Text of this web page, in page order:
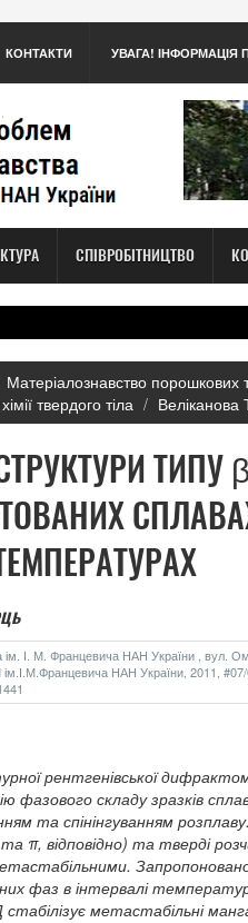
КОНТАКТИ УВАГА! ІНФОРМАЦІЯ
СПІВРОБІТНИЦТВО
Матеріалознавство порошкових
твердого тіла
Веліканова
ТИПУ
ім. І. М. Францевича НАН України , вул.
НАН України, 2011,
рентгенівської
фазового складу зразків
та спінінгуванням
відповідно) та тверді
Запропоновано
фаз в інтервалі
метастабільні